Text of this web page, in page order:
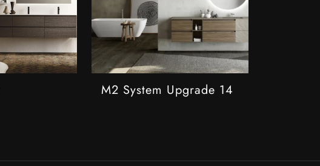
M2 System Upgrade 14